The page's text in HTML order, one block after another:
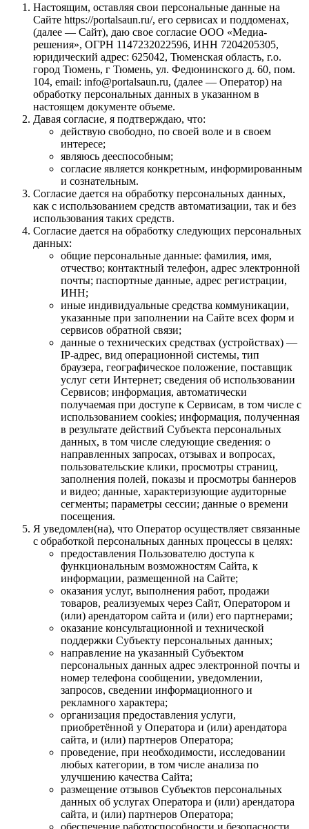
Настоящим, оставляя свои персональные данные на
Сайте https://portalsaun.ru/, его сервисах и поддоменах,
(далее — Сайт), даю свое согласие ООО «Медиа-
решения», ОГРН 1147232022596, ИНН 7204205305,
юридический адрес: 625042, Тюменская область, г.о.
город Тюмень, г Тюмень, ул. Федюнинского д. 60, пом.
104, email: info@portalsaun.ru, (далее — Оператор) на
обработку персональных данных в указанном в
настоящем документе объеме.
Давая согласие, я подтверждаю, что:
действую свободно, по своей воле и в своем
интересе;
являюсь дееспособным;
согласие является конкретным, информированным
и сознательным.
Согласие дается на обработку персональных данных,
как с использованием средств автоматизации, так и без
использования таких средств.
Согласие дается на обработку следующих персональных
данных:
общие персональные данные: фамилия, имя,
отчество; контактный телефон, адрес электронной
почты; паспортные данные, адрес регистрации,
ИНН;
иные индивидуальные средства коммуникации,
указанные при заполнении на Сайте всех форм и
сервисов обратной связи;
данные о технических средствах (устройствах) —
IP-адрес, вид операционной системы, тип
браузера, географическое положение, поставщик
услуг сети Интернет; сведения об использовании
Сервисов; информация, автоматически
получаемая при доступе к Сервисам, в том числе с
использованием cookies; информация, полученная
в результате действий Субъекта персональных
данных, в том числе следующие сведения: о
направленных запросах, отзывах и вопросах,
пользовательские клики, просмотры страниц,
заполнения полей, показы и просмотры баннеров
и видео; данные, характеризующие аудиторные
сегменты; параметры сессии; данные о времени
посещения.
Я уведомлен(на), что Оператор осуществляет связанные
с обработкой персональных данных процессы в целях:
предоставления Пользователю доступа к
функциональным возможностям Сайта, к
информации, размещенной на Сайте;
оказания услуг, выполнения работ, продажи
товаров, реализуемых через Сайт, Оператором и
(или) арендатором сайта и (или) его партнерами;
оказание консультационной и технической
поддержки Субъекту персональных данных;
направление на указанный Субъектом
персональных данных адрес электронной почты и
номер телефона сообщении, уведомлении,
запросов, сведении информационного и
рекламного характера;
организация предоставления услуги,
приобретённой у Оператора и (или) арендатора
сайта, и (или) партнеров Оператора;
проведение, при необходимости, исследовании
любых категории, в том числе анализа по
улучшению качества Сайта;
размещение отзывов Субъектов персональных
данных об услугах Оператора и (или) арендатора
сайта, и (или) партнеров Оператора;
обеспечение работоспособности и безопасности